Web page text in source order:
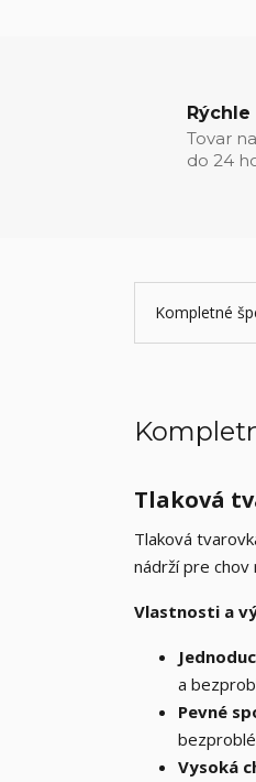
Tovar
do 24
Kompletné
Tlaková
Tlaková
nádrží pre chov
Vlastnosti a
a
Pevné
Vysoká